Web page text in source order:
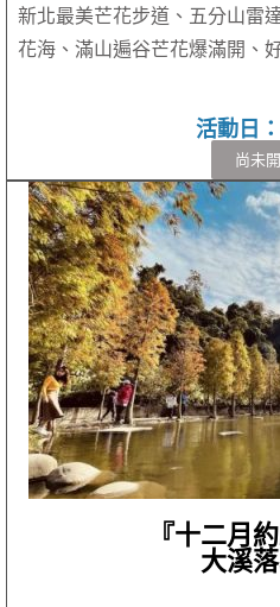
新北最美芒花步道、五分山雷
花海、滿山遍谷芒花爆滿開、
活動日
尚未
『十二月
大溪